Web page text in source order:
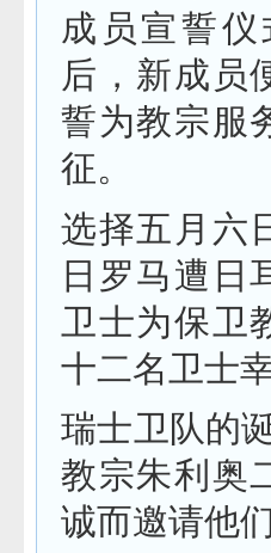
成员宣誓
后，新成员
誓为教宗服
征。
选择五月六
日罗马遭日
卫士为保卫
十二名卫士幸
瑞士卫队的
教宗朱利奥
诚而邀请他